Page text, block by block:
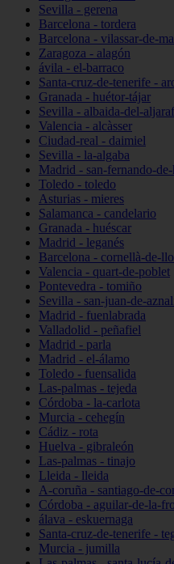
Sevilla - gerena
Barcelona - tordera
Barcelona - vilassar-de-
Zaragoza - alagón
ávila - el-barraco
Santa-cruz-de-tenerife -
Granada - huétor-tájar
Sevilla - albaida-del-
Valencia - alcàsser
Ciudad-real - daimiel
Sevilla - la-algaba
Madrid - san-fernando-de-
Toledo - toledo
Asturias - mieres
Salamanca - candelario
Granada - huéscar
Madrid - leganés
Barcelona - cornellà-de-
Valencia - quart-de-poblet
Pontevedra - tomiño
Sevilla - san-juan-de-
Madrid - fuenlabrada
Valladolid - peñafiel
Madrid - parla
Madrid - el-álamo
Toledo - fuensalida
Las-palmas - tejeda
Córdoba - la-carlota
Murcia - cehegín
Cádiz - rota
Huelva - gibraleón
Las-palmas - tinajo
Lleida - lleida
A-coruña - santiago-de-
Córdoba - aguilar-de-la-
álava - eskuernaga
Santa-cruz-de-tenerife -
Murcia - jumilla